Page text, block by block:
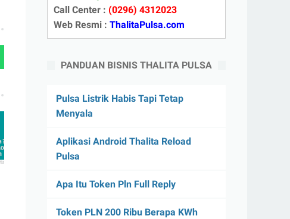
Call Center : (0296) 4312023
Web Resmi : ThalitaPulsa.com
PANDUAN BISNIS THALITA PULSA
Pulsa Listrik Habis Tapi Tetap
Menyala
Aplikasi Android Thalita Reload
Pulsa
Apa Itu Token Pln Full Reply
Token PLN 200 Ribu Berapa KWh